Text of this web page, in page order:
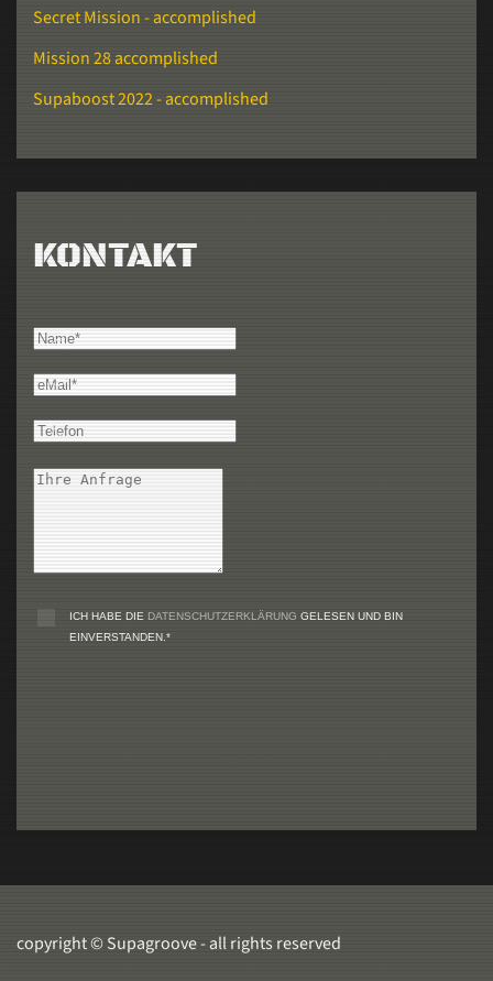
Secret Mission - accomplished
Mission 28 accomplished
Supaboost 2022 - accomplished
KONTAKT
ICH HABE DIE DATENSCHUTZERKLÄRUNG GELESEN UND BIN
EINVERSTANDEN.*
copyright © Supagroove - all rights reserved